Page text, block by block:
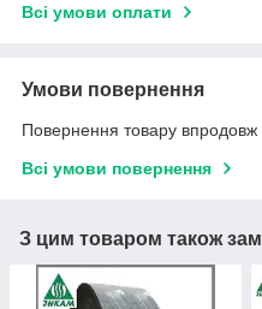
Всі умови оплати
Умови повернення
Повернення товару впродовж
Всі умови повернення
З цим товаром також